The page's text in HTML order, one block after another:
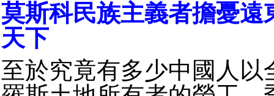
莫斯科民族主義者擔憂遠
天下
至於究竟有多少中國人以